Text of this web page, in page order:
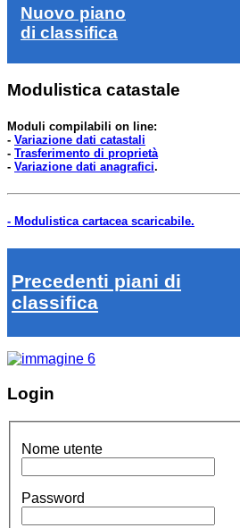
Nuovo piano
di classifica
Modulistica catastale
Moduli compilabili on line:
- Variazione dati catastali
- Trasferimento di proprietà
- Variazione dati anagrafici.
- Modulistica cartacea scaricabile.
Precedenti piani di
classifica
Login
Nome utente
Password